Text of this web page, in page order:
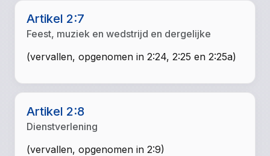
Artikel 2:7
Feest, muziek en wedstrijd en dergelijke
(vervallen, opgenomen in 2:24, 2:25 en 2:25a)
Artikel 2:8
Dienstverlening
(vervallen, opgenomen in 2:9)